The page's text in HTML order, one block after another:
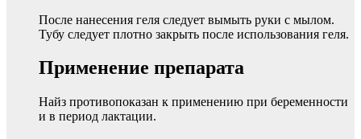
После нанесения геля следует вымыть руки с мылом.
Тубу следует плотно закрыть после использования геля.
Применение препарата
Найз противопоказан к применению при беременности
и в период лактации.